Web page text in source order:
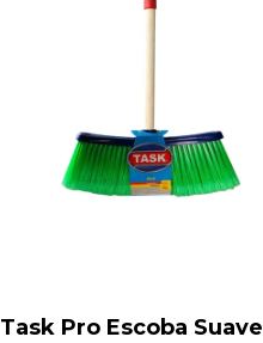
Task Pro Escoba Suave